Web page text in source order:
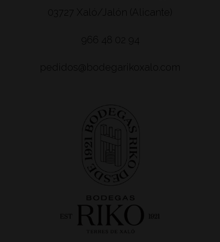
03727 Xaló/Jalón (Alicante)
966 48 02 94
pedidos@bodegarikoxalo.com